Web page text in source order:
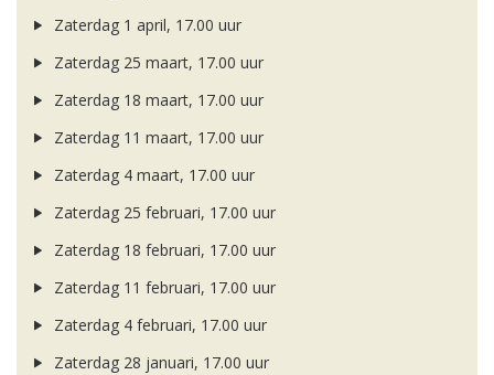
Zaterdag 1 april, 17.00 uur
Zaterdag 25 maart, 17.00 uur
Zaterdag 18 maart, 17.00 uur
Zaterdag 11 maart, 17.00 uur
Zaterdag 4 maart, 17.00 uur
Zaterdag 25 februari, 17.00 uur
Zaterdag 18 februari, 17.00 uur
Zaterdag 11 februari, 17.00 uur
Zaterdag 4 februari, 17.00 uur
Zaterdag 28 januari, 17.00 uur